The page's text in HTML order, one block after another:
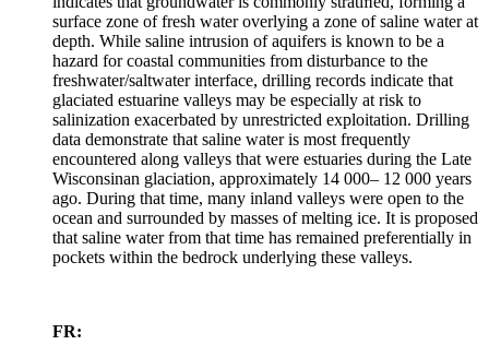
surface zone of fresh water overlying a zone of saline water at
depth. While saline intrusion of aquifers is known to be a
hazard for coastal communities from disturbance to the
freshwater/saltwater interface, drilling records indicate that
glaciated estuarine valleys may be especially at risk to
salinization exacerbated by unrestricted exploitation. Drilling
data demonstrate that saline water is most frequently
encountered along valleys that were estuaries during the Late
Wisconsinan glaciation, approximately 14 000– 12 000 years
ago. During that time, many inland valleys were open to the
ocean and surrounded by masses of melting ice. It is proposed
that saline water from that time has remained preferentially in
pockets within the bedrock underlying these valleys.
FR: